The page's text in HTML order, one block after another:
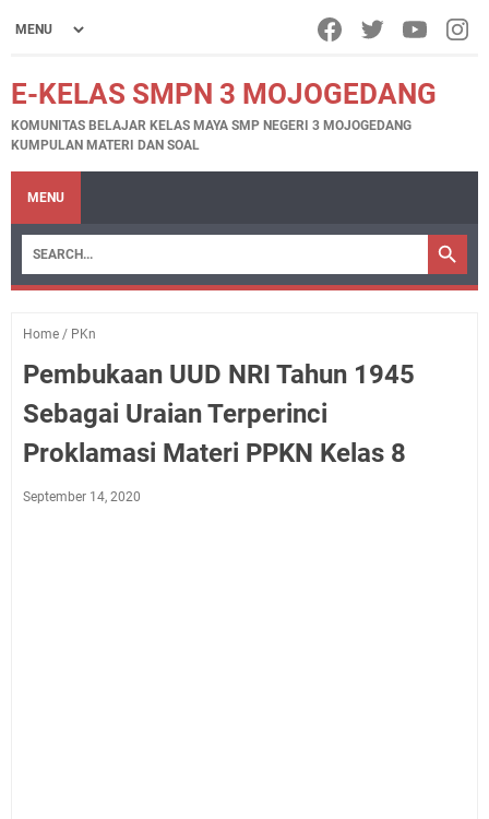
E-KELAS SMPN 3 MOJOGEDANG
KOMUNITAS BELAJAR KELAS MAYA SMP NEGERI 3 MOJOGEDANG
KUMPULAN MATERI DAN SOAL
MENU
Home / PKn
Pembukaan UUD NRI Tahun 1945
Sebagai Uraian Terperinci
Proklamasi Materi PPKN Kelas 8
September 14, 2020